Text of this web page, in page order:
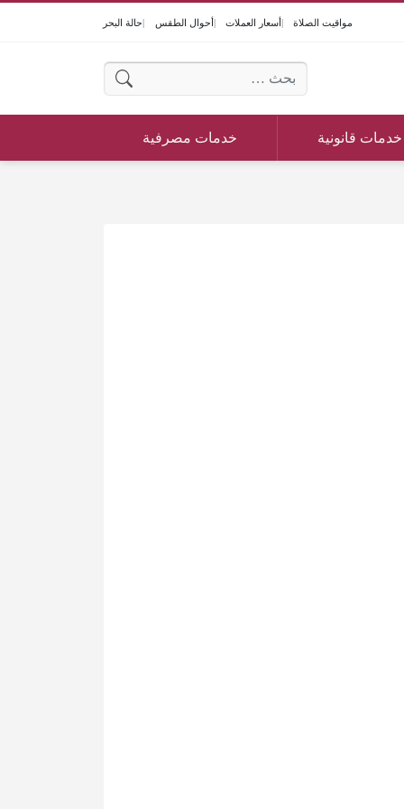
مواقيت الصلاة أسعار العملات أحوال الطقس حالة البحر
البحث عن:
خدمات قانونية خدمات مصرفية